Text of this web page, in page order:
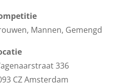
Mannen, Gemengd
336
CZ Amsterdam